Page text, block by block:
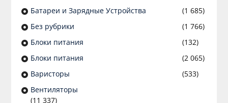
Батареи и Зарядные Устройства
(1 685)
Без рубрики
(1 766)
Блоки питания
(132)
Блоки питания
(2 065)
Варисторы
(533)
Вентиляторы
(11 337)